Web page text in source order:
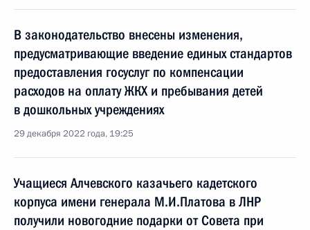
В законодательство внесены изменения,
предусматривающие введение единых стандартов
предоставления госуслуг по компенсации
расходов на оплату ЖКХ и пребывания детей
в дошкольных учреждениях
29 декабря 2022 года, 19:25
Учащиеся Алчевского казачьего кадетского
корпуса имени генерала М.И.Платова в ЛНР
получили новогодние подарки от Совета при